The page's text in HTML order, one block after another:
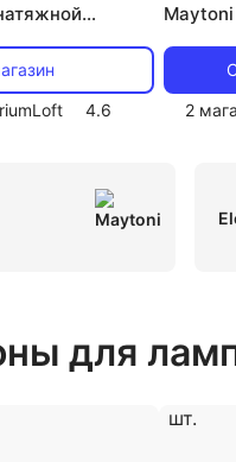
Crystal L ux
3000 AL
4.6
2
для